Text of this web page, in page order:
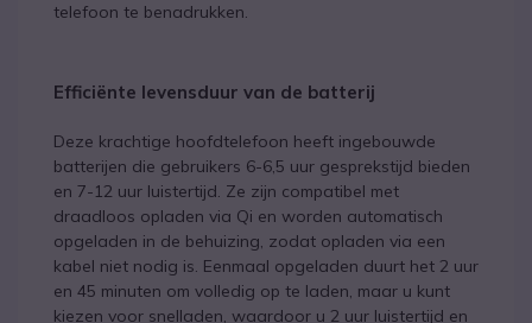
telefoon te benadrukken.
Efficiënte levensduur van de batterij
Deze krachtige hoofdtelefoon heeft ingebouwde
batterijen die gebruikers 6-6,5 uur gesprekstijd bieden
en 7-12 uur luistertijd. Ze zijn compatibel met
draadloos opladen via Qi en worden automatisch
opgeladen in de behuizing, zodat opladen via een
kabel niet nodig is. Eenmaal opgeladen duurt het 2 uur
en 45 minuten om volledig op te laden, maar u kunt
kiezen voor snelladen, waardoor u 2 uur luistertijd en